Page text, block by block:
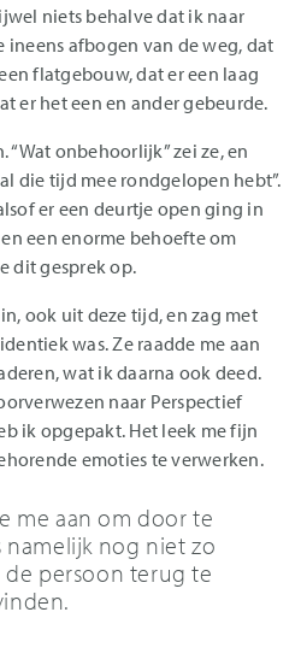
niets behalve dat ik naar
ineens afbogen van de weg, dat
flatgebouw, dat er een laag
er het een en ander gebeurde.
onbehoorlijk” zei ze, en
die tijd mee rondgelopen hebt”.
er een deurtje open ging in
een enorme behoefte om
dit gesprek op.
ook uit deze tijd, en zag met
was. Ze raadde me aan
wat ik daarna ook deed.
naar Perspectief
ik opgepakt. Het leek me fijn
emoties te verwerken.
me aan om door te
namelijk nog niet zo
persoon terug te